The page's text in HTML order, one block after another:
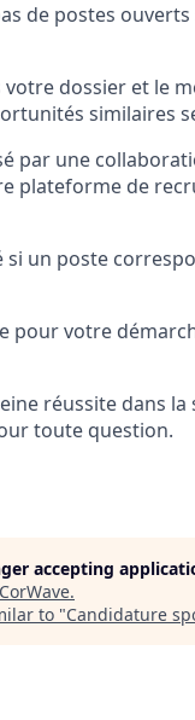
de postes
votre dossier et le
similaires
par une
plateforme de
un poste
pour votre
réussite dans
toute question.
accepting
CorWave.
to "Candidature